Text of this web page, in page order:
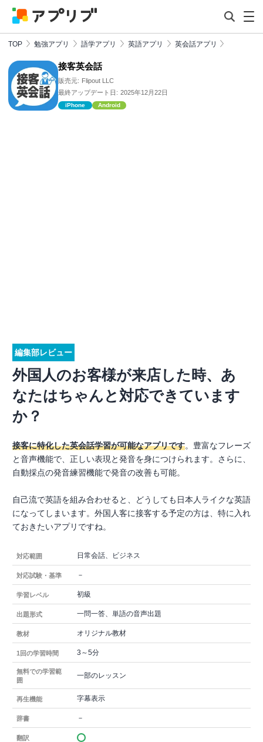
TOP 勉強アプリ 語学アプリ 英語アプリ 英会話アプリ
接客英会話
販売元: Flipout LLC
最終アップデート日: 2025年12月22日
iPhone Android
編集部レビュー
外国人のお客様が来店した時、あ
なたはちゃんと対応できています
か？
接客に特化した英会話学習が可能なアプリです。豊富なフレーズ
と音声機能で、正しい表現と発音を身につけられます。さらに、
自動採点の発音練習機能で発音の改善も可能。
自己流で英語を組み合わせると、どうしても日本人ライクな英語
になってしまいます。外国人客に接客する予定の方は、特に入れ
ておきたいアプリですね。
対応範囲 日常会話、ビジネス
対応試験・基準 －
学習レベル 初級
出題形式 一問一答、単語の音声出題
教材 オリジナル教材
1回の学習時間 3～5分
無料での学習範
囲
一部のレッスン
再生機能 字幕表示
辞書 －
翻訳